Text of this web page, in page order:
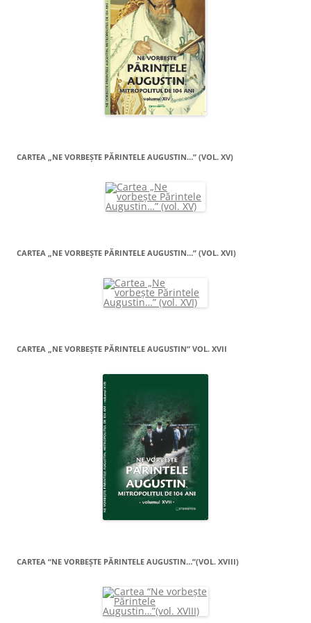
CARTEA „NE VORBEŞTE PĂRINTELE AUGUSTIN…” (VOL. XV)
CARTEA „NE VORBEŞTE PĂRINTELE AUGUSTIN…” (VOL. XVI)
CARTEA „NE VORBEŞTE PĂRINTELE AUGUSTIN” VOL. XVII
CARTEA “NE VORBEŞTE PĂRINTELE AUGUSTIN…”(VOL. XVIII)